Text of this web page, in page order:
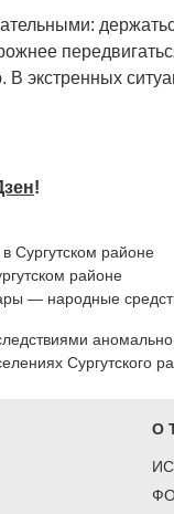
В экстренных
!
Сургутском районе
районе
— народные
Сургутского
О